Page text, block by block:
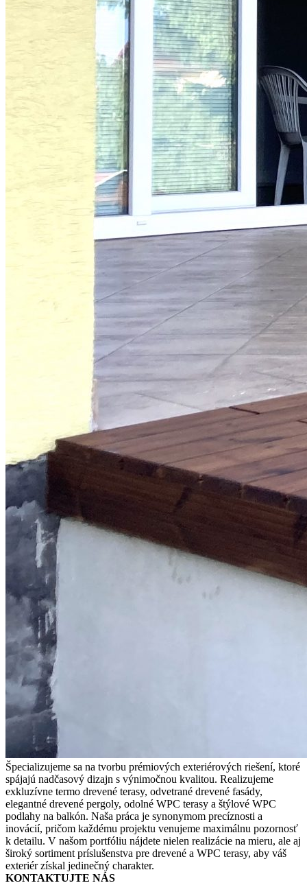
Špecializujeme sa na tvorbu prémiových exteriérových riešení, ktoré
spájajú nadčasový dizajn s výnimočnou kvalitou. Realizujeme
exkluzívne termo drevené terasy, odvetrané drevené fasády,
elegantné drevené pergoly, odolné WPC terasy a štýlové WPC
podlahy na balkón. Naša práca je synonymom precíznosti a
inovácií, pričom každému projektu venujeme maximálnu pozornosť
k detailu. V našom portfóliu nájdete nielen realizácie na mieru, ale aj
široký sortiment príslušenstva pre drevené a WPC terasy, aby váš
exteriér získal jedinečný charakter.
KONTAKTUJTE NÁS